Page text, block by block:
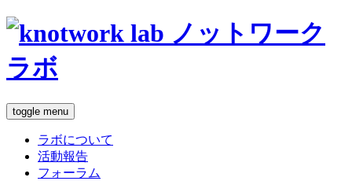
toggle menu
ラボについて
活動報告
フォーラム